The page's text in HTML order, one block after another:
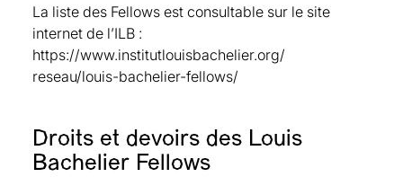
Philippe Drobinski, Ecole polytechnique, Fellow
depuis 2023
Sébastien Duchene, Montpellier Business
School, Fellow depuis 2021
Jérôme Dugast, Université Paris Dauphine-PSL,
Fellow depuis 2023
La liste des Fellows est consultable sur le site
internet de l’ILB :
https://www.institutlouisbachelier.org/
reseau/louis-bachelier-fellows/
Droits et devoirs des Louis
Bachelier Fellows